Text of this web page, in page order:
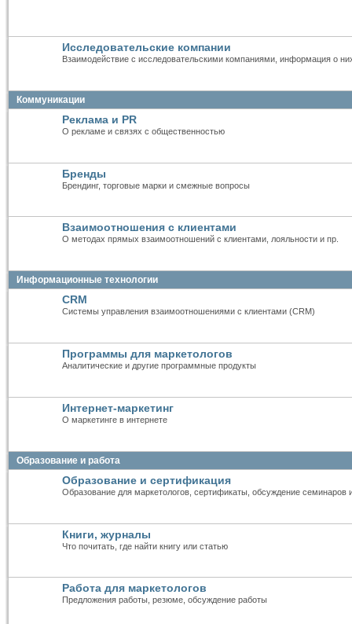
Исследовательские компании
Взаимодействие с исследовательскими компаниями, информация о
Коммуникации
Реклама и PR
О рекламе и связях с общественностью
Бренды
Брендинг, торговые марки и смежные вопросы
Взаимоотношения с клиентами
О методах прямых взаимоотношений с клиентами, лояльности и пр.
Информационные технологии
CRM
Системы управления взаимоотношениями с клиентами (CRM)
Программы для маркетологов
Аналитические и другие программные продукты
Интернет-маркетинг
О маркетинге в интернете
Образование и работа
Образование и сертификация
Образование для маркетологов, сертификаты, обсуждение семинаров
Книги, журналы
Что почитать, где найти книгу или статью
Работа для маркетологов
Предложения работы, резюме, обсуждение работы